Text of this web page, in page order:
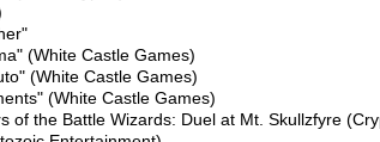
(White Castle Games)
(White Castle Games)
(White Castle Games)
of the Battle Wizards: Duel at Mt. Skullzfyre